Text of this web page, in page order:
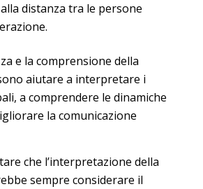
distanza tra le persone
e la comprensione della
aiutare a interpretare i
a comprendere le dinamiche
la comunicazione
che l’interpretazione della
sempre considerare il